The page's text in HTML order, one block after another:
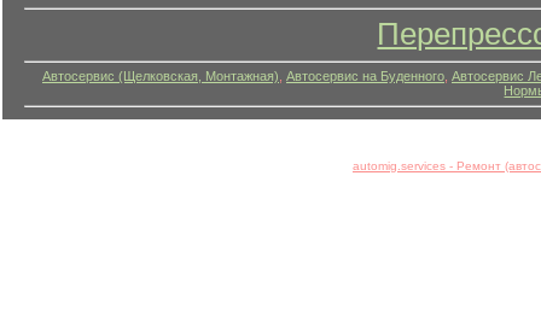
Автосервис (Щелковская, Монтажная) Автосервис на Буденного Автосервис
automig.services - Ремонт